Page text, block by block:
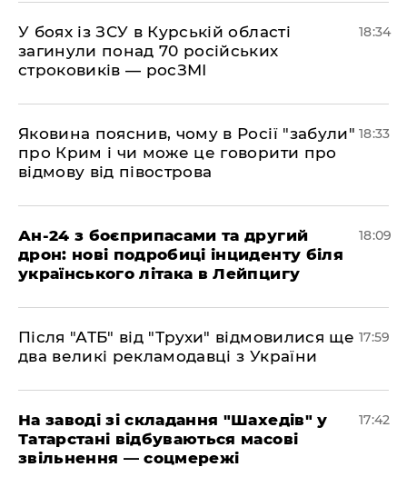
​У боях із ЗСУ в Курській області
загинули понад 70 російських
строковиків — росЗМІ
18:34
​Яковина пояснив, чому в Росії "забули"
про Крим і чи може це говорити про
відмову від півострова
18:33
​Ан-24 з боєприпасами та другий
дрон: нові подробиці інциденту біля
українського літака в Лейпцигу
18:09
​Після "АТБ" від "Трухи" відмовилися ще
два великі рекламодавці з України
17:59
​На заводі зі складання "Шахедів" у
Татарстані відбуваються масові
звільнення — соцмережі
17:42